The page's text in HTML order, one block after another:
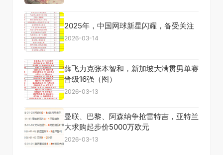
2025年，中国网球新星闪耀，备受关注
2026-03-14
薛飞力克张本智和，新加坡大满贯男单赛
晋级16强（图）
2026-03-13
曼联、巴黎、阿森纳争抢雷特吉，亚特兰
大求购起步价5000万欧元
2026-03-13